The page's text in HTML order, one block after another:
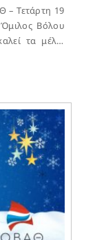
– Τετάρτη 19
τα μέλη,
πίτας, που